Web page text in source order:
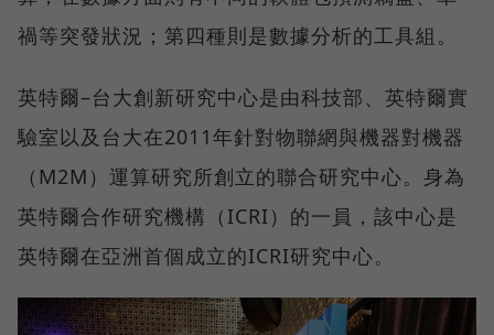
禍等突發狀況；第四種則是數據分析的工具組。
英特爾–台大創新研究中心是由科技部、英特爾實
驗室以及台大在2011年針對物聯網與機器對機器
（M2M）運算研究所創立的聯合研究中心。身為
英特爾合作研究機構（ICRI）的一員，該中心是
英特爾在亞洲首個成立的ICRI研究中心。